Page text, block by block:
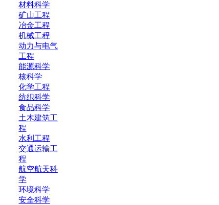
材料科学
矿山工程
冶金工程
机械工程
动力与电气
工程
能源科学
核科学
化学工程
纺织科学
食品科学
土木建筑工
程
水利工程
交通运输工
程
航空航天科
学
环境科学
安全科学